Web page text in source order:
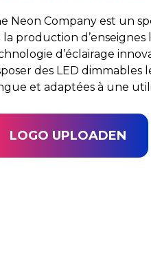
Neon Company est un
la production
d’éclairage
des LED dimmables
et adaptées à une
LOGO UPLOADEN